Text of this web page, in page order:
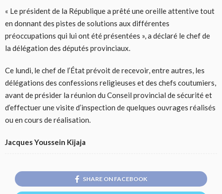
« Le président de la République a prêté une oreille attentive tout
en donnant des pistes de solutions aux différentes
préoccupations qui lui ont été présentées », a déclaré le chef de
la délégation des députés provinciaux.
Ce lundi, le chef de l’État prévoit de recevoir, entre autres, les
délégations des confessions religieuses et des chefs coutumiers,
avant de présider la réunion du Conseil provincial de sécurité et
d’effectuer une visite d’inspection de quelques ouvrages réalisés
ou en cours de réalisation.
Jacques Youssein Kijaja
SHARE ON FACEBOOK